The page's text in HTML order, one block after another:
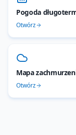
Pogoda
Otwórz
Mapa
Otwórz